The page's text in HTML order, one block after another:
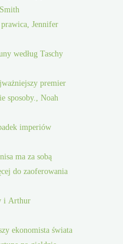
Jennifer
według Taschy
premier
sposoby., Noah
imperiów
ma za sobą
do zaoferowania
i Arthur
ekonomista świata